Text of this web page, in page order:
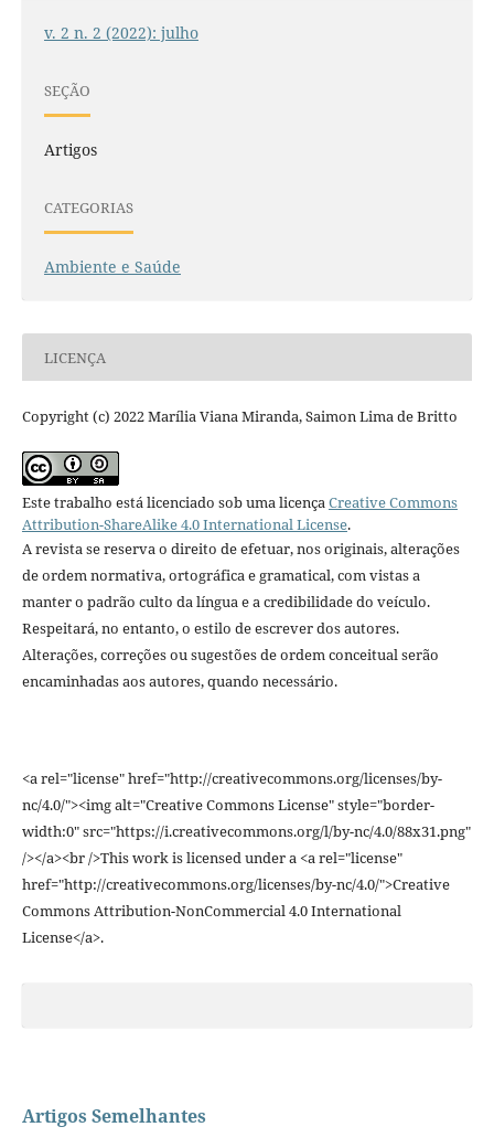
v. 2 n. 2 (2022): julho
SEÇÃO
Artigos
CATEGORIAS
Ambiente e Saúde
LICENÇA
Copyright (c) 2022 Marília Viana Miranda, Saimon Lima de Britto
Este trabalho está licenciado sob uma licençaCreative Commons
Attribution-ShareAlike 4.0 International License.
A revista se reserva o direito de efetuar, nos originais, alterações
de ordem normativa, ortográfica e gramatical, com vistas a
manter o padrão culto da língua e a credibilidade do veículo.
Respeitará, no entanto, o estilo de escrever dos autores.
Alterações, correções ou sugestões de ordem conceitual serão
encaminhadas aos autores, quando necessário.
<a rel="license" href="http://creativecommons.org/licenses/by-
nc/4.0/"><img alt="Creative Commons License" style="border-
width:0" src="https://i.creativecommons.org/l/by-nc/4.0/88x31.png"
/></a><br />This work is licensed under a <a rel="license"
href="http://creativecommons.org/licenses/by-nc/4.0/">Creative
Commons Attribution-NonCommercial 4.0 International
License</a>.
Artigos Semelhantes